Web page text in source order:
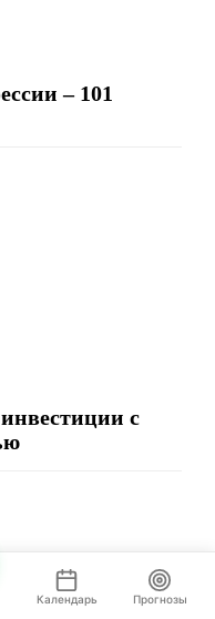
– 101
с
Календарь Прогнозы